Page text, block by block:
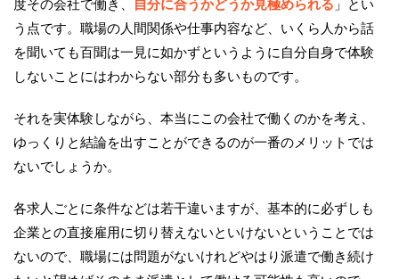
度その会社で働き、
自分に合うかどうか見極められる 」とい
う点です。職場の人間関係や仕事内容など、いくら人から話
を聞いても百聞は一見に如かずというように自分自身で体験
しないことにはわからない部分も多いものです。
それを実体験しながら、本当にこの会社で働くのかを考え、
ゆっくりと結論を出すことができるのが一番のメリットでは
ないでしょうか。
各求人ごとに条件などは若干違いますが、基本的に必ずしも
企業との直接雇用に切り替えないといけないということでは
ないので、職場には問題がないけれどやはり派遣で働き続け